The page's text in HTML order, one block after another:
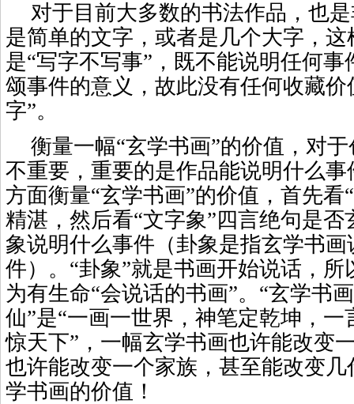
对于目前大多数的书法作品，也
是简单的文字，或者是几个大字，这
是“写字不写事”，既不能说明任何事
颂事件的意义，故此没有任何收藏价
字”。
衡量一幅“玄学书画”的价值，对
不重要，重要的是作品能说明什么
方面衡量“玄学书画”的价值，首先看
精湛，然后看“文字象”四言绝句是否
象说明什么事件（卦象是指玄学书画
件）。“卦象”就是书画开始说话，所
为有生命“会说话的书画”。“玄学书
仙”是“一画一世界，神笔定乾坤，一
惊天下”，一幅玄学书画也许能改变
也许能改变一个家族，甚至能改变
学书画的价值！